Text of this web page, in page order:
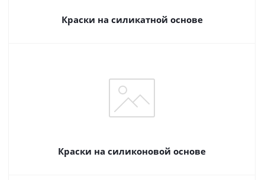
Краски на силикатной основе
Краски на силиконовой основе